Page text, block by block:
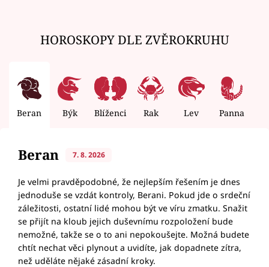
HOROSKOPY DLE ZVĚROKRUHU
Beran Býk Blíženci Rak Lev Panna
Beran 7. 8. 2026
Je velmi pravděpodobné, že nejlepším řešením je dnes
jednoduše se vzdát kontroly, Berani. Pokud jde o srdeční
záležitosti, ostatní lidé mohou být ve víru zmatku. Snažit
se přijít na kloub jejich duševnímu rozpoložení bude
nemožné, takže se o to ani nepokoušejte. Možná budete
chtít nechat věci plynout a uvidíte, jak dopadnete zítra,
než uděláte nějaké zásadní kroky.